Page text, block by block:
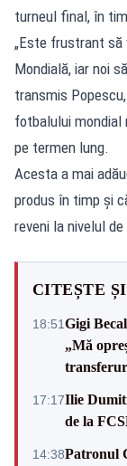
turneul final, în
„Este frustrant să
Mondială, iar noi
transmis
fotbalului mondial
pe termen lung.
Acesta a mai
produs în timp și
reveni la nivelul
CITEȘTE ȘI
18:51Gigi
„Mă
17:17Ilie
de la
14:38Patronul